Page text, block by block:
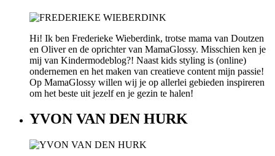
Hi! Ik ben Frederieke Wieberdink, trotse mama van Doutzen
en Oliver en de oprichter van MamaGlossy. Misschien ken je
mij van Kindermodeblog?! Naast kids styling is (online)
ondernemen en het maken van creatieve content mijn passie!
Op MamaGlossy willen wij je op allerlei gebieden inspireren
om het beste uit jezelf en je gezin te halen!
YVON VAN DEN HURK